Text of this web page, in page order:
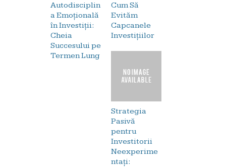
Autodisciplin
a Emoțională
în Investiții:
Cheia
Succesului pe
Termen Lung
Cum Să
Evităm
Capcanele
Investițiilor
Strategia
Pasivă
pentru
Investitorii
Neexperime
ntați: